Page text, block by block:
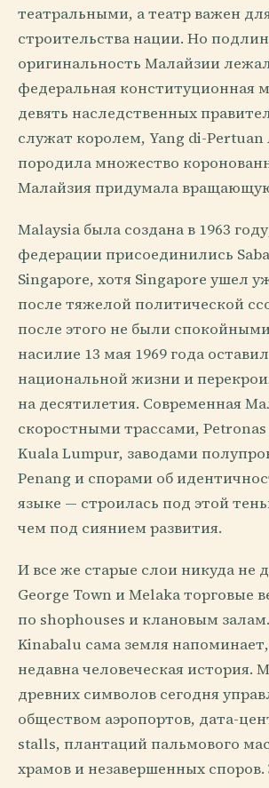
театральными, а театр важен
строительства нации. Но
оригинальность Малайзии
федеральная конституционная
девять наследственных
служат королем, Yang di-Pertuan
породила множество
Малайзия придумала
Malaysia была создана в 1963
федерации присоединились
Singapore, хотя Singapore ушел
после тяжелой политической
после этого не были
насилие 13 мая 1969 года
национальной жизни и
на десятилетия. Современная
скоростными трассами,
Kuala Lumpur, заводами
Penang и спорами об
языке — строилась под этой
чем под сиянием развития.
И все же старые слои никуда не
George Town и Melaka торговые
по shophouses и клановым
Kinabalu сама земля
недавна человеческая история.
древних символов сегодня
обществом аэропортов, дата-
stalls, плантаций пальмового
храмов и незавершенных споров.